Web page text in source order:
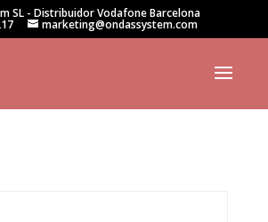
SL - Distribuidor Vodafone Barcelona
marketing@ondassystem.com